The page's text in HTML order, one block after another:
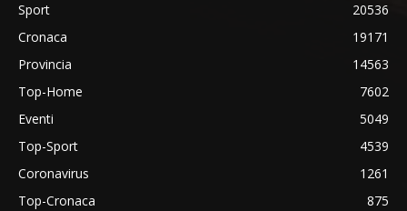
Sport
20536
Cronaca
19171
Provincia
14563
Top-Home
7602
Eventi
5049
Top-Sport
4539
Coronavirus
1261
Top-Cronaca
875